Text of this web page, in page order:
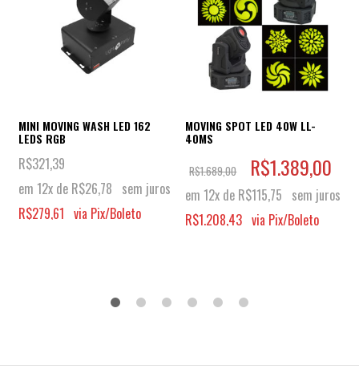
MINI MOVING WASH LED 162
LEDS RGB
R$321,39
em 12x de R$26,78 sem juros
R$279,61 via Pix/Boleto
MOVING SPOT LED 40W LL-
40MS
R$1.689,00 R$1.389,00
em 12x de R$115,75 sem juros
R$1.208,43 via Pix/Boleto